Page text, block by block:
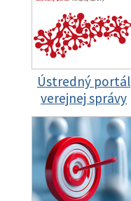
Ústredný portál
verejnej správy